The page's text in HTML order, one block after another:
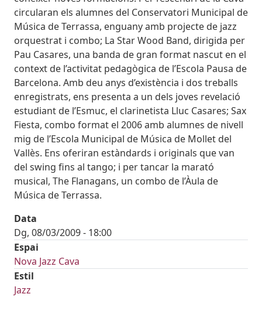
circularan els alumnes del Conservatori Municipal de
Música de Terrassa, enguany amb projecte de jazz
orquestrat i combo; La Star Wood Band, dirigida per
Pau Casares, una banda de gran format nascut en el
context de l’activitat pedagògica de l’Escola Pausa de
Barcelona. Amb deu anys d’existència i dos treballs
enregistrats, ens presenta a un dels joves revelació
estudiant de l’Esmuc, el clarinetista Lluc Casares; Sax
Fiesta, combo format el 2006 amb alumnes de nivell
mig de l’Escola Municipal de Música de Mollet del
Vallès. Ens oferiran estàndards i originals que van
del swing fins al tango; i per tancar la marató
musical, The Flanagans, un combo de l’Àula de
Música de Terrassa.
Data
Dg, 08/03/2009 - 18:00
Espai
Nova Jazz Cava
Estil
Jazz